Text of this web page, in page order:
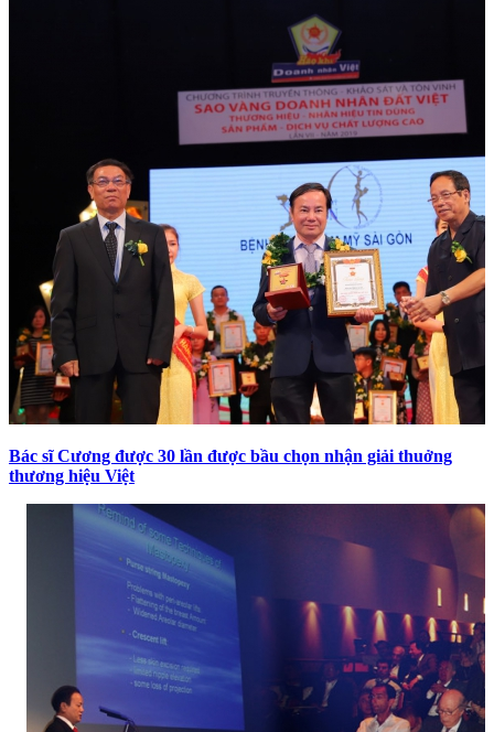
Bác sĩ Cương được 30 lần được bầu chọn nhận giải thuởng
thương hiệu Việt